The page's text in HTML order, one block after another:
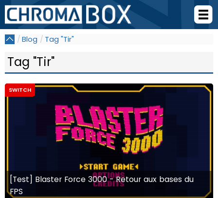
Blog Tag "Tir"
Tag "Tir"
SWITCH
[Test] Blaster Force 3000 - Retour aux bases du
FPS